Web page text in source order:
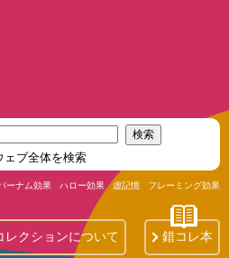
ェブ全体を検索
ーナム効果 ハロー効果 虚記憶 フレーミング効果
レクションについて 錯コレ本